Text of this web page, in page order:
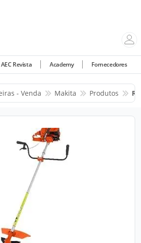
AEC Revista Academy Fornecedores
- Venda Makita Produtos